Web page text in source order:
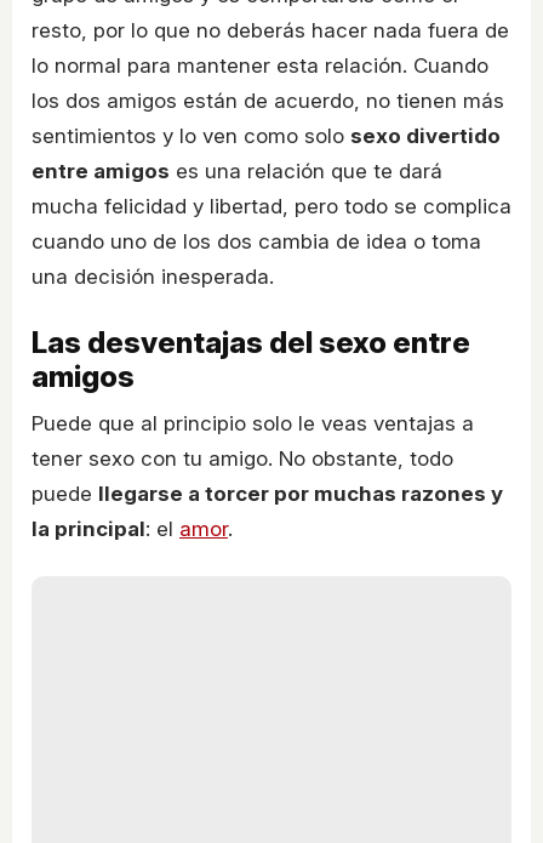
resto, por lo que no deberás hacer nada fuera de
lo normal para mantener esta relación. Cuando
los dos amigos están de acuerdo, no tienen más
sentimientos y lo ven como solo sexo divertido
entre amigos es una relación que te dará
mucha felicidad y libertad, pero todo se complica
cuando uno de los dos cambia de idea o toma
una decisión inesperada.
Las desventajas del sexo entre
amigos
Puede que al principio solo le veas ventajas a
tener sexo con tu amigo. No obstante, todo
puede llegarse a torcer por muchas razones y
la principal: el amor.